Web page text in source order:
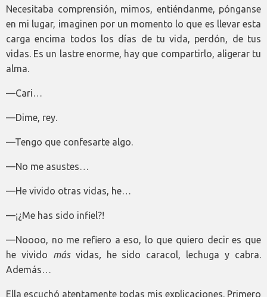
Necesitaba comprensión, mimos, entiéndanme, pónganse
en mi lugar, imaginen por un momento lo que es llevar esta
carga encima todos los días de tu vida, perdón, de tus
vidas. Es un lastre enorme, hay que compartirlo, aligerar tu
alma.
—Cari…
—Dime, rey.
—Tengo que confesarte algo.
—No me asustes…
—He vivido otras vidas, he…
—¡¿Me has sido infiel?!
—Noooo, no me refiero a eso, lo que quiero decir es que
he vivido más vidas,
he sido caracol, lechuga y cabra.
Además…
Ella escuchó atentamente todas mis explicaciones. Primero